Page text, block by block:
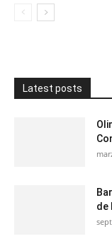
Latest posts
de